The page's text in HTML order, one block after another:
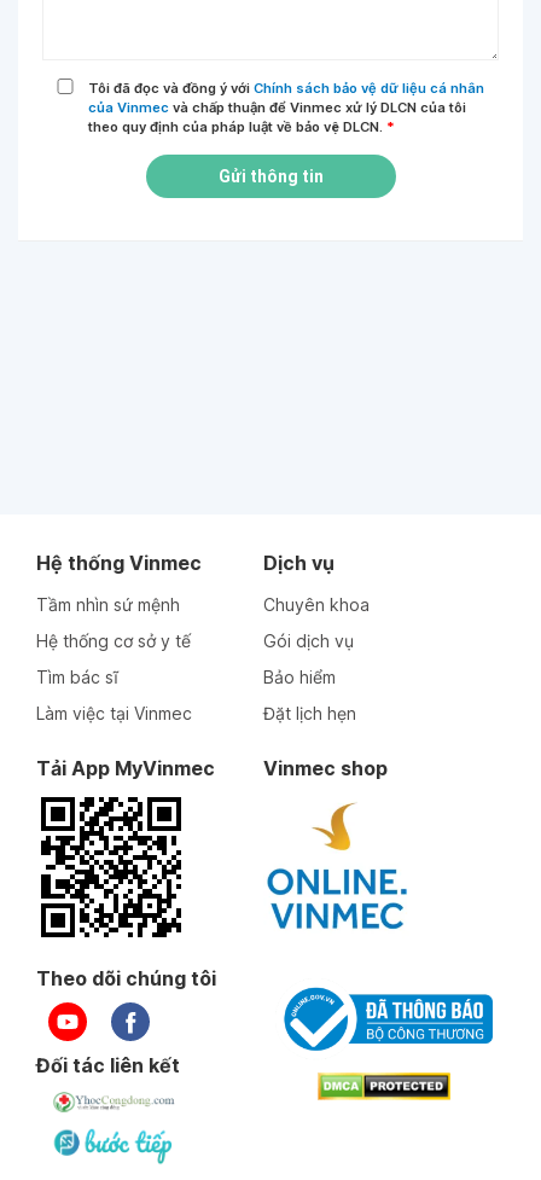
Tôi đã đọc và đồng ý với Chính sách bảo vệ dữ liệu cá nhân
của Vinmec và chấp thuận để Vinmec xử lý DLCN của tôi
theo quy định của pháp luật về bảo vệ DLCN. *
Gửi thông tin
Hệ thống Vinmec
Tầm nhìn sứ mệnh
Hệ thống cơ sở y tế
Tìm bác sĩ
Làm việc tại Vinmec
Dịch vụ
Chuyên khoa
Gói dịch vụ
Bảo hiểm
Đặt lịch hẹn
Tải App MyVinmec Vinmec shop
Theo dõi chúng tôi
Đối tác liên kết